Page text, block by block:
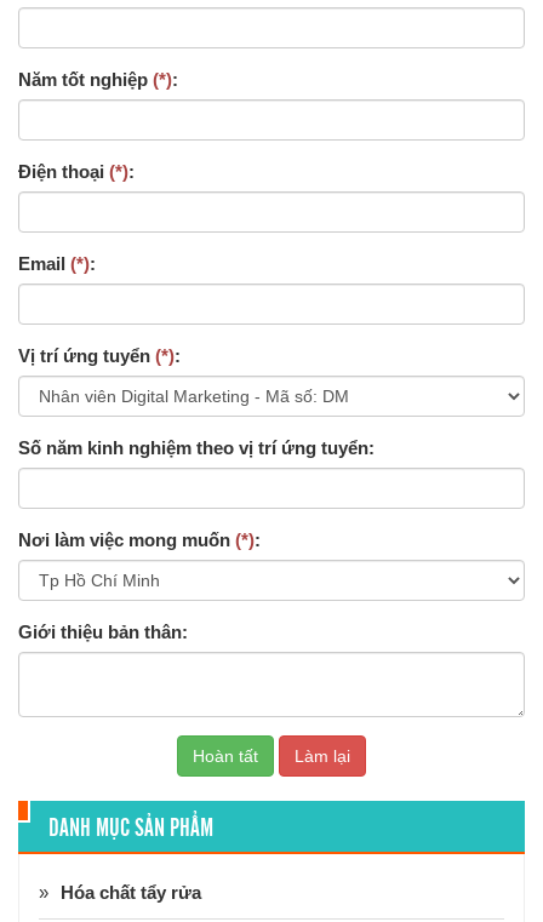
Năm tốt nghiệp (*):
Điện thoại (*):
Email (*):
Vị trí ứng tuyển (*):
Số năm kinh nghiệm theo vị trí ứng tuyển:
Nơi làm việc mong muốn (*):
Giới thiệu bản thân:
DANH MỤC SẢN PHẨM
Hóa chất tẩy rửa